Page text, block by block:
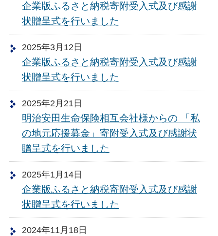
企業版ふるさと納税寄附受入式及び感謝
状贈呈式を行いました
2025年3月12日
企業版ふるさと納税寄附受入式及び感謝
状贈呈式を行いました
2025年2月21日
明治安田生命保険相互会社様からの 「私
の地元応援募金」寄附受入式及び感謝状
贈呈式を行いました
2025年1月14日
企業版ふるさと納税寄附受入式及び感謝
状贈呈式を行いました
2024年11月18日